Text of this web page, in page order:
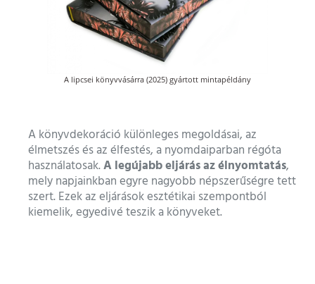
A lipcsei könyvvásárra (2025) gyártott mintapéldány
A könyvdekoráció különleges megoldásai, az
élmetszés és az élfestés, a nyomdaiparban régóta
használatosak.A legújabb eljárás az élnyomtatás,
mely napjainkban egyre nagyobb népszerűségre tett
szert. Ezek az eljárások esztétikai szempontból
kiemelik, egyedivé teszik a könyveket.